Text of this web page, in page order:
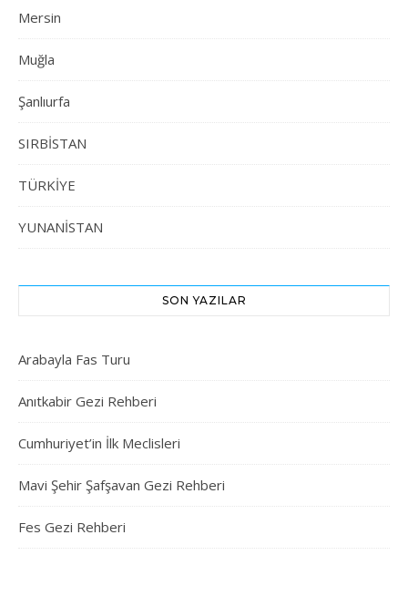
Mersin
Muğla
Şanlıurfa
SIRBİSTAN
TÜRKİYE
YUNANİSTAN
SON YAZILAR
Arabayla Fas Turu
Anıtkabir Gezi Rehberi
Cumhuriyet’in İlk Meclisleri
Mavi Şehir Şafşavan Gezi Rehberi
Fes Gezi Rehberi